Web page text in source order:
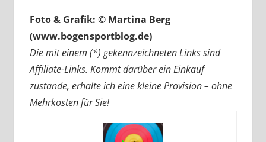
Foto & Grafik: © Martina Berg
(www.bogensportblog.de)
Die mit einem (*) gekennzeichneten Links sind
Affiliate-Links. Kommt darüber ein Einkauf
zustande, erhalte ich eine kleine Provision – ohne
Mehrkosten für Sie!